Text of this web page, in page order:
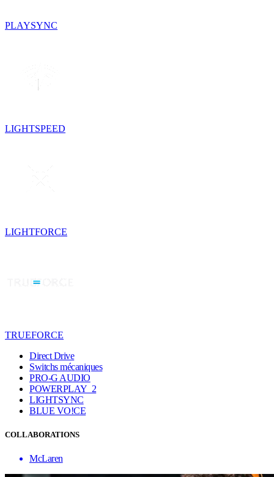
PLAYSYNC
LIGHTSPEED
LIGHTFORCE
TRUEFORCE
Direct Drive
Switchs mécaniques
PRO-G AUDIO
POWERPLAY 2
LIGHTSYNC
BLUE VO!CE
COLLABORATIONS
McLaren